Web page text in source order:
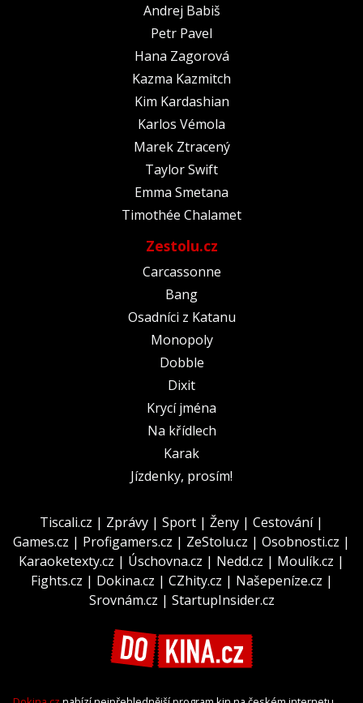
Andrej Babiš
Petr Pavel
Hana Zagorová
Kazma Kazmitch
Kim Kardashian
Karlos Vémola
Marek Ztracený
Taylor Swift
Emma Smetana
Timothée Chalamet
Zestolu.cz
Carcassonne
Bang
Osadníci z Katanu
Monopoly
Dobble
Dixit
Krycí jména
Na křídlech
Karak
Jízdenky, prosím!
Tiscali.cz | Zprávy | Sport | Ženy | Cestování|
Games.cz | Profigamers.cz | ZeStolu.cz | Osobnosti.cz |
Karaoketexty.cz | Úschovna.cz | Nedd.cz | Moulík.cz |
Fights.cz | Dokina.cz | CZhity.cz | Našepeníze.cz |
Srovnám.cz | StartupInsider.cz